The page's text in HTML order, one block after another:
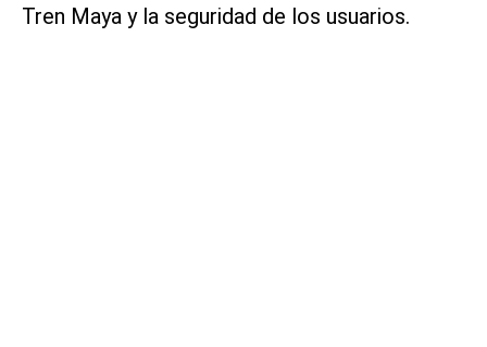
Tren Maya y la seguridad de los usuarios.